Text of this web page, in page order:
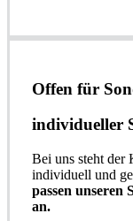
Offen für
individueller
Bei uns steht der
individuell und
passen unseren
an.